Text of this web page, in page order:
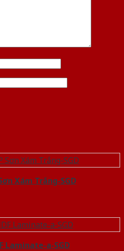
Xám Trắng-SGD
Laminate-a-SGD